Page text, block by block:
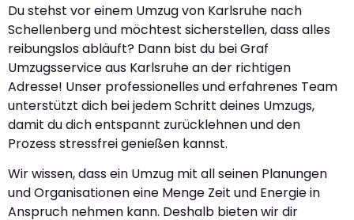
Du stehst vor einem Umzug von Karlsruhe nach
Schellenberg und möchtest sicherstellen, dass alles
reibungslos abläuft? Dann bist du bei Graf
Umzugsservice aus Karlsruhe an der richtigen
Adresse! Unser professionelles und erfahrenes Team
unterstützt dich bei jedem Schritt deines Umzugs,
damit du dich entspannt zurücklehnen und den
Prozess stressfrei genießen kannst.
Wir wissen, dass ein Umzug mit all seinen Planungen
und Organisationen eine Menge Zeit und Energie in
Anspruch nehmen kann. Deshalb bieten wir dir